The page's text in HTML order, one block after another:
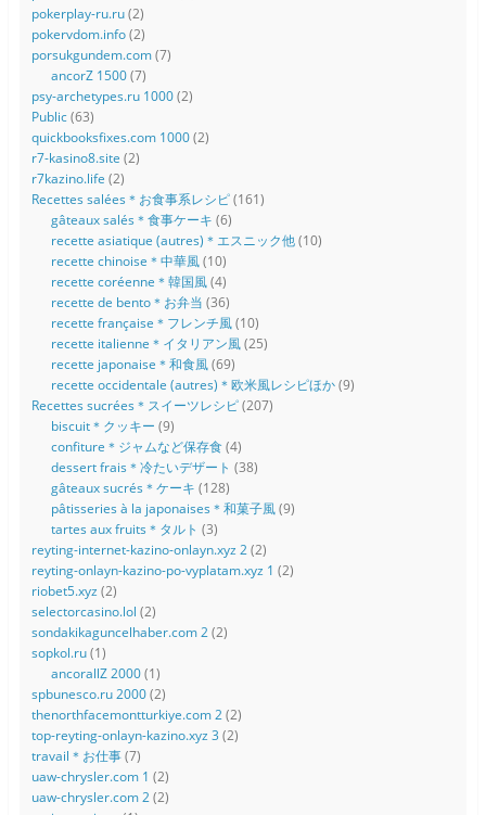
pokerplay-ru.ru(2)
pokervdom.info(2)
porsukgundem.com(7)
ancorZ 1500(7)
psy-archetypes.ru 1000(2)
Public(63)
quickbooksfixes.com 1000(2)
r7-kasino8.site (2)
r7kazino.life (2)
Recettes salées＊お食事系レシピ(161)
gâteaux salés＊食事ケーキ (6)
recette asiatique (autres)＊エスニック他(10)
recette chinoise＊中華風(10)
recette coréenne＊韓国風(4)
recette de bento＊お弁当 (36)
recette française＊フレンチ風(10)
recette italienne＊イタリアン風(25)
recette japonaise＊和食風(69)
recette occidentale (autres)＊欧米風レシピほか(9)
Recettes sucrées＊スイーツレシピ(207)
biscuit＊クッキー (9)
confiture＊ジャムなど保存食(4)
dessert frais＊冷たいデザート (38)
gâteaux sucrés＊ケーキ (128)
pâtisseries à la japonaises＊和菓子風(9)
tartes aux fruits＊タルト (3)
reyting-internet-kazino-onlayn.xyz 2(2)
reyting-onlayn-kazino-po-vyplatam.xyz 1 (2)
riobet5.xyz (2)
selectorcasino.lol (2)
sondakikaguncelhaber.com 2(2)
sopkol.ru(1)
ancorallZ 2000(1)
spbunesco.ru 2000(2)
thenorthfacemontturkiye.com 2(2)
top-reyting-onlayn-kazino.xyz 3 (2)
travail＊お仕事(7)
uaw-chrysler.com 1 (2)
uaw-chrysler.com 2(2)